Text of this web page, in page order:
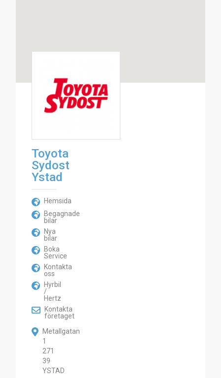
Toyota
Sydost
Ystad
Hemsida
Begagnade
bilar
Nya
bilar
Boka
Service
Kontakta
oss
Hyrbil
/
Hertz
Kontakta
företaget
Metallgatan
1
271
39
YSTAD